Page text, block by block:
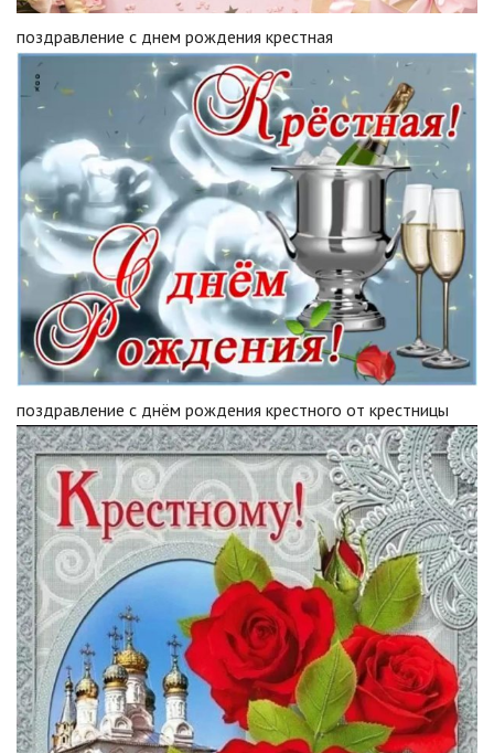
поздравление с днем рождения крестная
поздравление с днём рождения крестного от крестницы